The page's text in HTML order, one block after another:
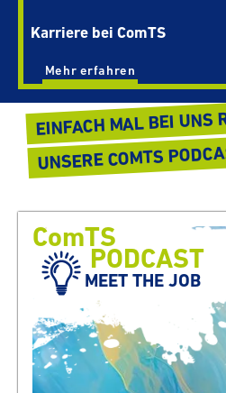
Karriere bei ComTS
Mehr erfahren
EINFACH MAL BEI UNS
UNSERE COMTS
ComTS
PODCAST
MEET THE JOB